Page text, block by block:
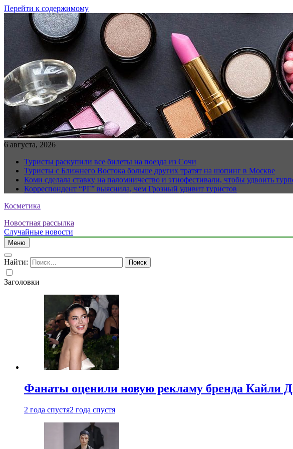
Перейти к содержимому
6 августа, 2026
Туристы раскупили все билеты на поезда из Сочи
Туристы с Ближнего Востока больше других тратят на шопинг в Москве
Коми сделала ставку на паломничество и этнофестивали, чтобы удвоить
Корреспондент “РГ” выяснила, чем Грозный удивит туристов
Косметика
Новостная рассылка
Случайные новости
Меню
Найти:
Заголовки
Фанаты оценили новую рекламу бренда Кайли
2 года спустя2 года спустя